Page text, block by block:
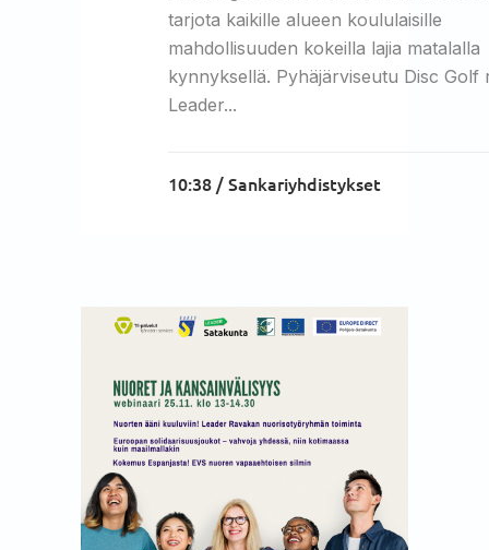
tarjota kaikille alueen koululaisille
mahdollisuuden kokeilla lajia matalalla
kynnyksellä. Pyhäjärviseutu Disc Golf
Leader...
10:38 /Sankariyhdistykset